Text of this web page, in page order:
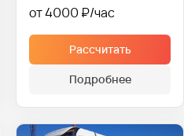
от 4000 ₽
Рассчитать
Подробнее